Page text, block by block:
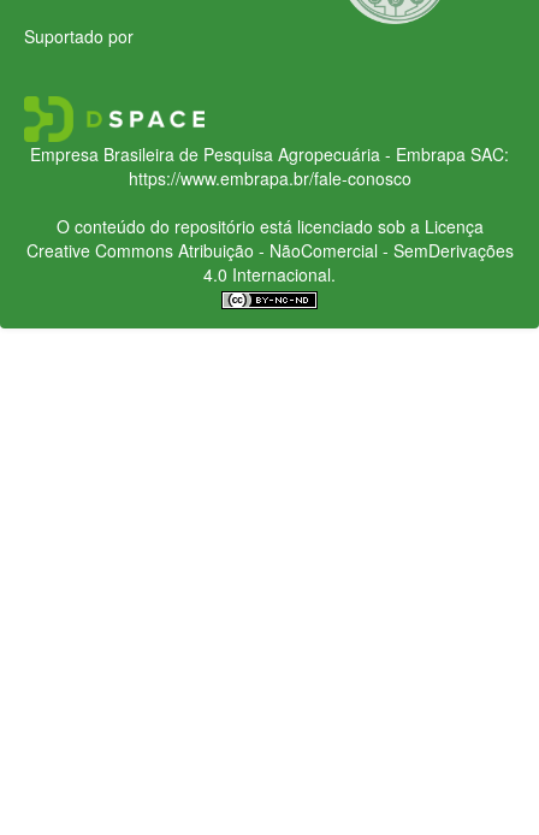
Suportado por
Empresa Brasileira de Pesquisa Agropecuária - Embrapa SAC:
https://www.embrapa.br/fale-conosco
O conteúdo do repositório está licenciado sob a Licença
Creative CommonsAtribuição - NãoComercial - SemDerivações
4.0 Internacional.